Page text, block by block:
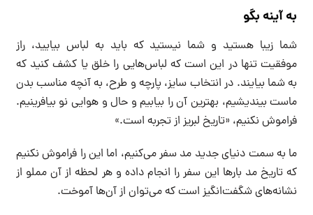
به آینه بگو
شما زیبا هستید و شما نیستید که باید به لباس بیایید، راز
موفقیت تنها در این است که لباس‌هایی را خلق یا کشف کنید که
به شما بیایند. در انتخاب سایز، پارچه و طرح، به آنچه مناسب بدن
ماست بیندیشیم، بهترین آن را بیابیم و حال و هوایی نو بیافرینیم.
فراموش نکنیم، «تاریخ لبریز از تجربه است.»
ما به سمت دنیای جدید مد سفر می‌کنیم، اما این را فراموش نکنیم
که تاریخ مد بارها این سفر را انجام داده و هر لحظه از آن مملو از
نشانه‌های شگفت‌انگیز است که می‌توان از آن‌ها آموخت.